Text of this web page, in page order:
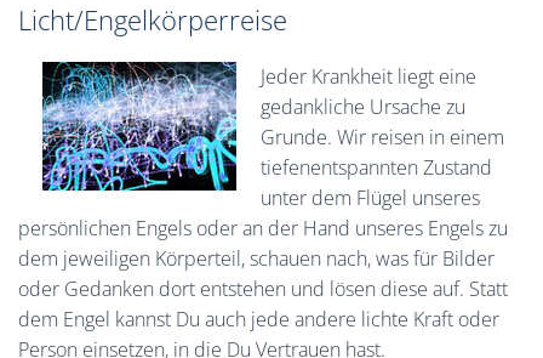
Licht/Engelkörperreise
Jeder Krankheit liegt eine
gedankliche Ursache zu
Grunde. Wir reisen in einem
tiefenentspannten Zustand
unter dem Flügel unseres
persönlichen Engels oder an der Hand unseres Engels zu
dem jeweiligen Körperteil, schauen nach, was für Bilder
oder Gedanken dort entstehen und lösen diese auf. Statt
dem Engel kannst Du auch jede andere lichte Kraft oder
Person einsetzen, in die Du Vertrauen hast.